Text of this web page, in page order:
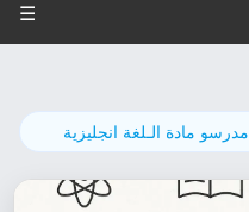
☰
مدرسو مادة الـلغة انجليزية